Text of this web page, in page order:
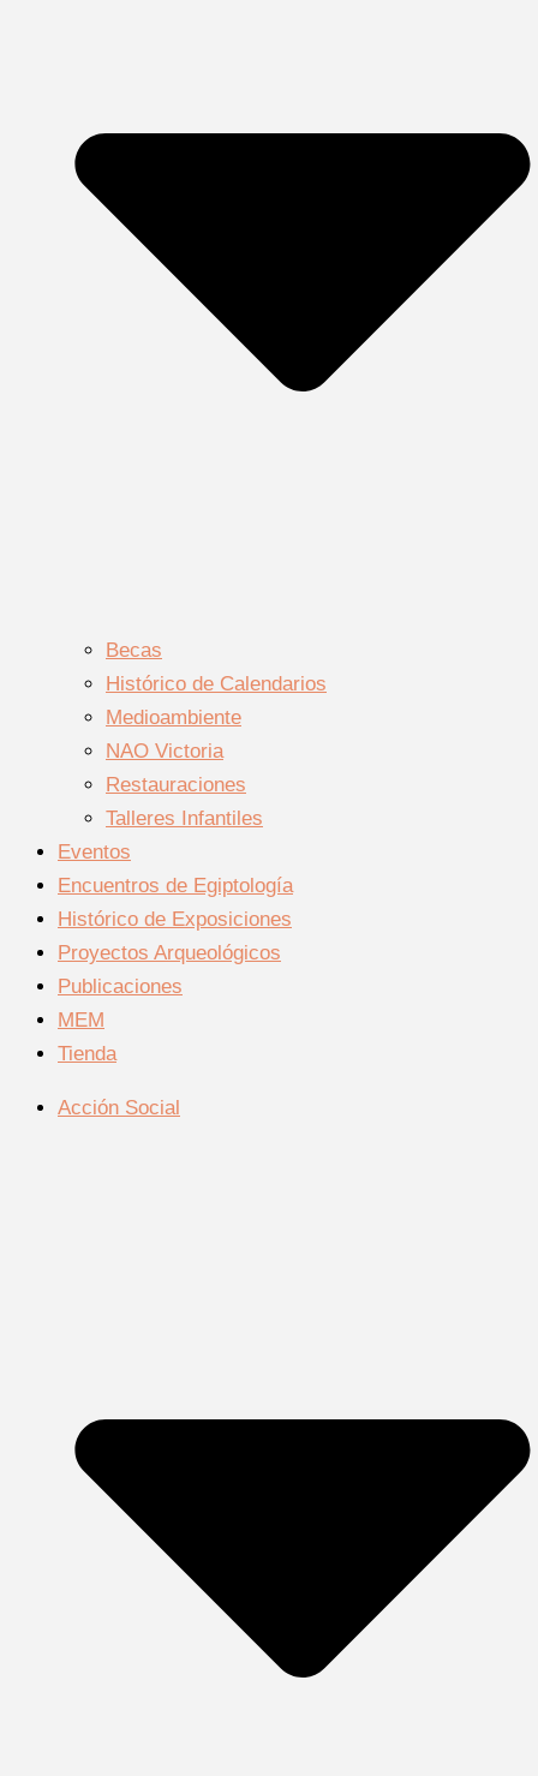
Becas
Histórico de Calendarios
Medioambiente
NAO Victoria
Restauraciones
Talleres Infantiles
Eventos
Encuentros de Egiptología
Histórico de Exposiciones
Proyectos Arqueológicos
Publicaciones
MEM
Tienda
Acción Social